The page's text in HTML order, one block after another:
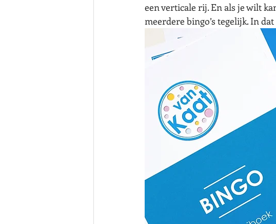
een verticale rij. En als je wilt
meerdere bingo’s tegelijk. In